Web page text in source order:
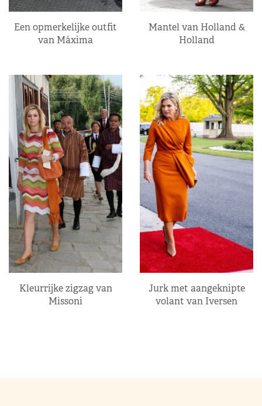
Een opmerkelijke outfit
van Máxima
Mantel van Holland &
Holland
Kleurrijke zigzag van
Missoni
Jurk met aangeknipte
volant van Iversen